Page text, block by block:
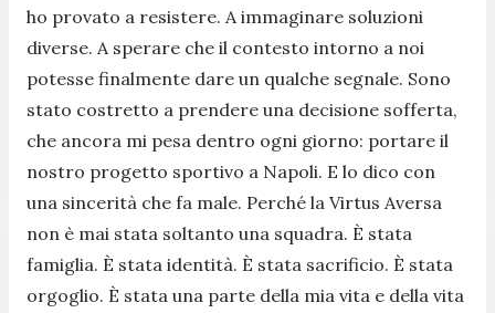
ho provato a resistere. A immaginare soluzioni
diverse. A sperare che il contesto intorno a noi
potesse finalmente dare un qualche segnale. Sono
stato costretto a prendere una decisione sofferta,
che ancora mi pesa dentro ogni giorno: portare il
nostro progetto sportivo a Napoli. E lo dico con
una sincerità che fa male. Perché la Virtus Aversa
non è mai stata soltanto una squadra. È stata
famiglia. È stata identità. È stata sacrificio. È stata
orgoglio. È stata una parte della mia vita e della vita